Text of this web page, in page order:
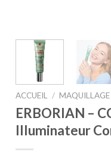
ACCUEIL / MAQUILLAGE
ERBORIAN –
Illuminateur